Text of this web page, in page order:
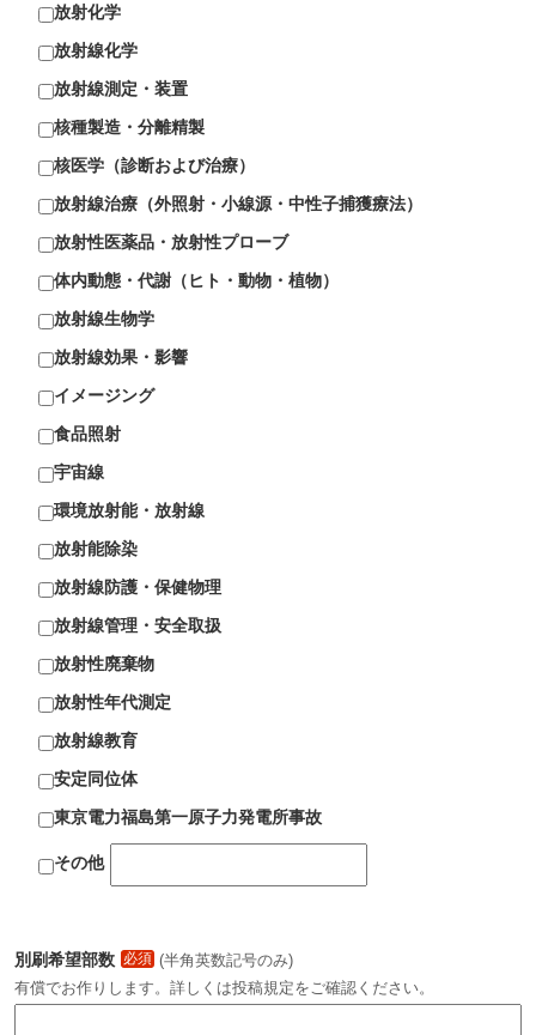
放射化学
放射線化学
放射線測定・装置
核種製造・分離精製
核医学（診断および治療）
放射線治療（外照射・小線源・中性子捕獲療法）
放射性医薬品・放射性プローブ
体内動態・代謝（ヒト・動物・植物）
放射線生物学
放射線効果・影響
イメージング
食品照射
宇宙線
環境放射能・放射線
放射能除染
放射線防護・保健物理
放射線管理・安全取扱
放射性廃棄物
放射性年代測定
放射線教育
安定同位体
東京電力福島第一原子力発電所事故
その他
別刷希望部数 必須 (半角英数記号のみ)
有償でお作りします。詳しくは投稿規定をご確認ください。